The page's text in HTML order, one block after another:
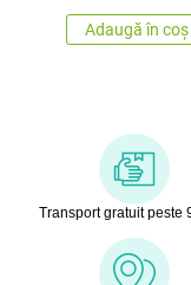
Adaugă în coș
Transport gratuit peste